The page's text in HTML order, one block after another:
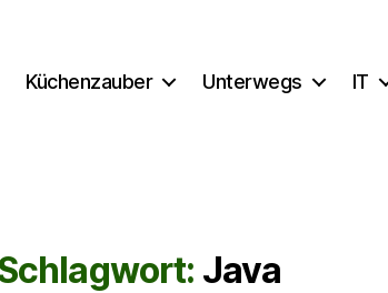
Küchenzauber Unterwegs IT
Java